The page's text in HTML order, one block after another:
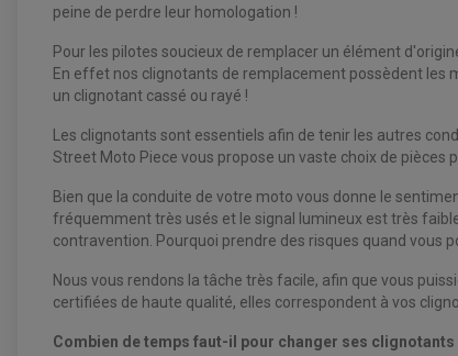
peine de perdre leur homologation !
Pour les pilotes soucieux de remplacer un élément
En effet nos clignotants de remplacement possèdent les
un clignotant cassé ou rayé !
Les clignotants sont essentiels afin de tenir les autres
Street Moto Piece vous propose un vaste choix de pièces
Bien que la conduite de votre moto vous donne le
fréquemment très usés et le signal lumineux est très
contravention. Pourquoi prendre des risques quand vous
Nous vous rendons la tâche très facile, afin que vous
certifiées de haute qualité, elles correspondent à vos
Combien de temps faut-il pour changer ses clignotants